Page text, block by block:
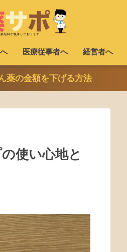
医療従事者へ 経営者へ
薬の金額を下げる方法
使い心地と